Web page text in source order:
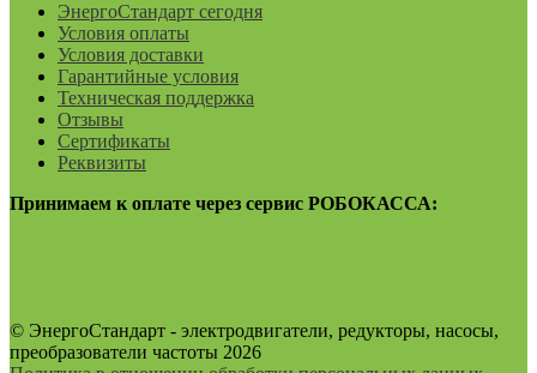
ЭнергоСтандарт сегодня
Условия оплаты
Условия доставки
Гарантийные условия
Техническая поддержка
Отзывы
Сертификаты
Реквизиты
Принимаем к оплате через сервис РОБОКАССА:
© ЭнергоСтандарт - электродвигатели, редукторы, насосы,
преобразователи частоты 2026